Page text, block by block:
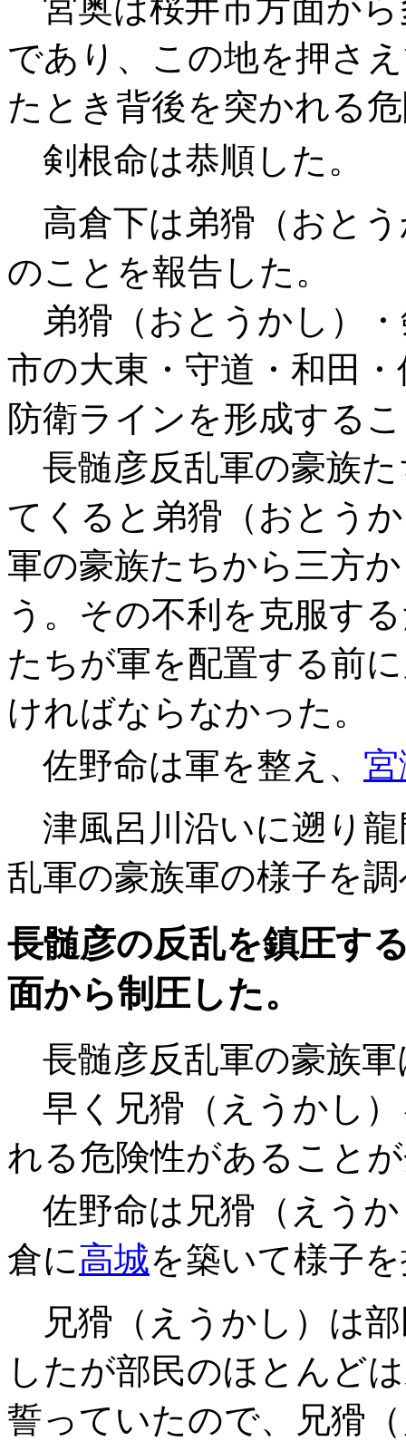
宮奥は桜井市方面か
であり、この地を押さ
たとき背後を突かれる
剣根命は恭順した。
高倉下は弟猾（おと
のことを報告した。
弟猾（おとうかし）
市の大東・守道・和田
防衛ラインを形成する
長髄彦反乱軍の豪族た
てくると弟猾（おとう
軍の豪族たちから三方
う。その不利を克服す
たちが軍を配置する前
ければならなかった。
佐野命は軍を整え、
津風呂川沿いに遡り龍
乱軍の豪族軍の様子を
長髄彦の反乱を鎮圧す
面から制圧した。
長髄彦反乱軍の豪族
早く兄猾（えうかし
れる危険性があること
佐野命は兄猾（えう
倉に高城を築いて様子
兄猾（えうかし）は
したが部民のほとんど
誓っていたので、兄猾